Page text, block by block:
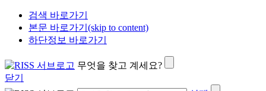
검색 바로가기
본문 바로가기(skip to content)
하단정보 바로가기
무엇을 찾고 계세요?
닫기